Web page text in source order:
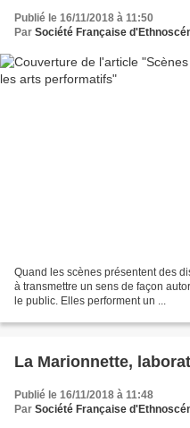
Publié le 16/11/2018 à 11:50
Par Société Française
Quand les scènes présentent des
à transmettre un sens de façon
le public. Elles performent un ...
La Marionnette,
Publié le 16/11/2018 à 11:48
Par Société Française